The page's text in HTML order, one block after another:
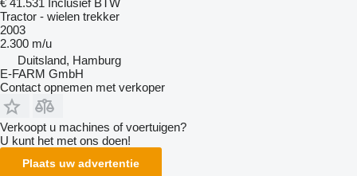
€ 41.531 Inclusief BTW
Tractor - wielen trekker
2003
2.300 m/u
Duitsland, Hamburg
E-FARM GmbH
Contact opnemen met verkoper
Verkoopt u machines of voertuigen?
U kunt het met ons doen!
Plaats uw advertentie